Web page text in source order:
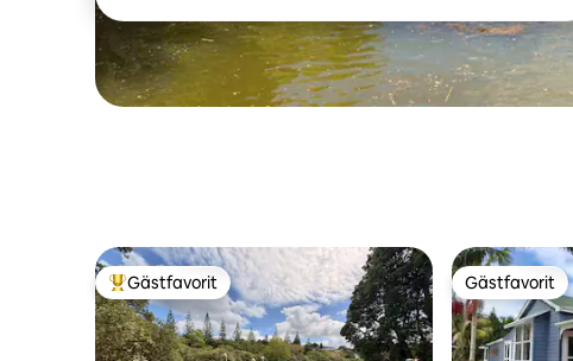
Populär gästfavorit
Gästfavorit Gästfavorit
Gästfavorit